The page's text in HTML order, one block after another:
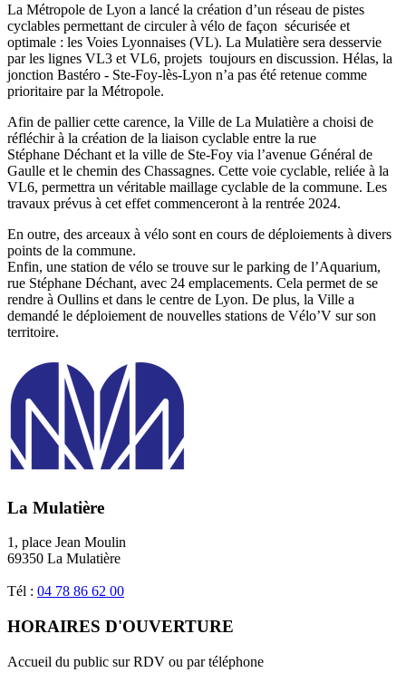
La Métropole de Lyon a lancé la création d’un réseau de pistes
cyclables permettant de circuler à vélo de façon sécurisée et
optimale : les Voies Lyonnaises (VL). La Mulatière sera desservie
par les lignes VL3 et VL6, projets toujours en discussion. Hélas, la
jonction Bastéro - Ste-Foy-lès-Lyon n’a pas été retenue comme
prioritaire par la Métropole.
Afin de pallier cette carence, la Ville de La Mulatière a choisi de
réfléchir à la création de la liaison cyclable entre la rue
Stéphane Déchant et la ville de Ste-Foy via l’avenue Général de
Gaulle et le chemin des Chassagnes. Cette voie cyclable, reliée à la
VL6, permettra un véritable maillage cyclable de la commune. Les
travaux prévus à cet effet commenceront à la rentrée 2024.
En outre, des arceaux à vélo sont en cours de déploiements à divers
points de la commune.
Enfin, une station de vélo se trouve sur le parking de l’Aquarium,
rue Stéphane Déchant, avec 24 emplacements. Cela permet de se
rendre à Oullins et dans le centre de Lyon. De plus, la Ville a
demandé le déploiement de nouvelles stations de Vélo’V sur son
territoire.
La Mulatière
1, place Jean Moulin
69350 La Mulatière
Tél : 04 78 86 62 00
HORAIRES D'OUVERTURE
Accueil du public sur RDV ou par téléphone